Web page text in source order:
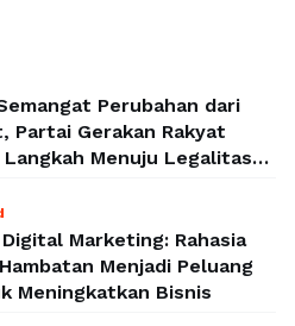
Bisnis? Indonesia
Perubahan dari
Partai Gerakan Rakyat
Langkah Menuju Legalitas
Marketing: Rahasia
Menjadi Peluang
Meningkatkan Bisnis